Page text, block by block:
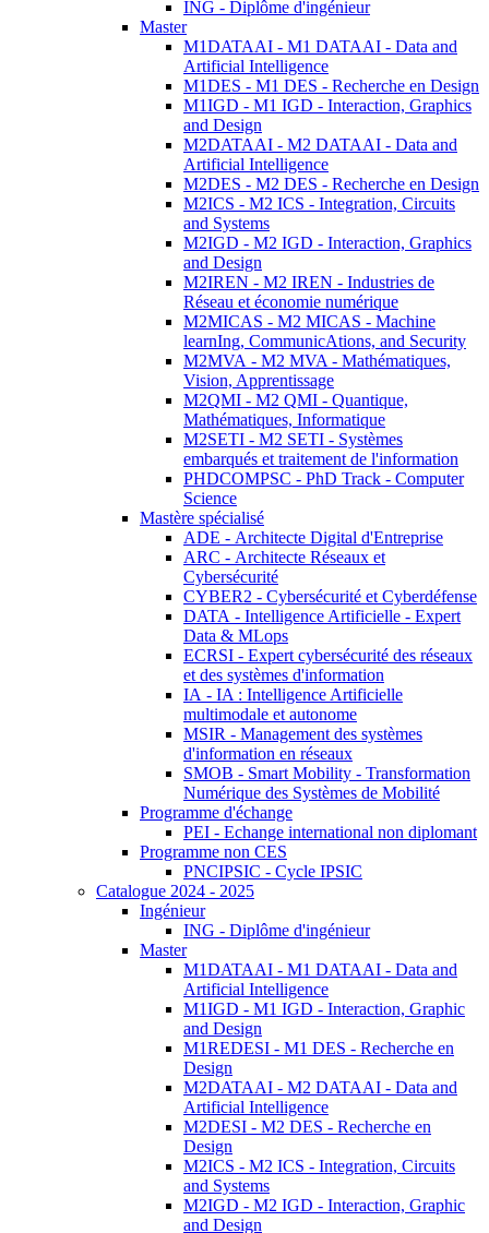
ING - Diplôme d'ingénieur
Master
M1DATAAI - M1 DATAAI - Data and
Artificial Intelligence
M1DES - M1 DES - Recherche en Design
M1IGD - M1 IGD - Interaction, Graphics
and Design
M2DATAAI - M2 DATAAI - Data and
Artificial Intelligence
M2DES - M2 DES - Recherche en Design
M2ICS - M2 ICS - Integration, Circuits
and Systems
M2IGD - M2 IGD - Interaction, Graphics
and Design
M2IREN - M2 IREN - Industries de
Réseau et économie numérique
M2MICAS - M2 MICAS - Machine
learnIng, CommunicAtions, and Security
M2MVA - M2 MVA - Mathématiques,
Vision, Apprentissage
M2QMI - M2 QMI - Quantique,
Mathématiques, Informatique
M2SETI - M2 SETI - Systèmes
embarqués et traitement de l'information
PHDCOMPSC - PhD Track - Computer
Science
Mastère spécialisé
ADE - Architecte Digital d'Entreprise
ARC - Architecte Réseaux et
Cybersécurité
CYBER2 - Cybersécurité et Cyberdéfense
DATA - Intelligence Artificielle - Expert
Data & MLops
ECRSI - Expert cybersécurité des réseaux
et des systèmes d'information
IA - IA : Intelligence Artificielle
multimodale et autonome
MSIR - Management des systèmes
d'information en réseaux
SMOB - Smart Mobility - Transformation
Numérique des Systèmes de Mobilité
Programme d'échange
PEI - Echange international non diplomant
Programme non CES
PNCIPSIC - Cycle IPSIC
Catalogue 2024 - 2025
Ingénieur
ING - Diplôme d'ingénieur
Master
M1DATAAI - M1 DATAAI - Data and
Artificial Intelligence
M1IGD - M1 IGD - Interaction, Graphic
and Design
M1REDESI - M1 DES - Recherche en
Design
M2DATAAI - M2 DATAAI - Data and
Artificial Intelligence
M2DESI - M2 DES - Recherche en
Design
M2ICS - M2 ICS - Integration, Circuits
and Systems
M2IGD - M2 IGD - Interaction, Graphic
and Design